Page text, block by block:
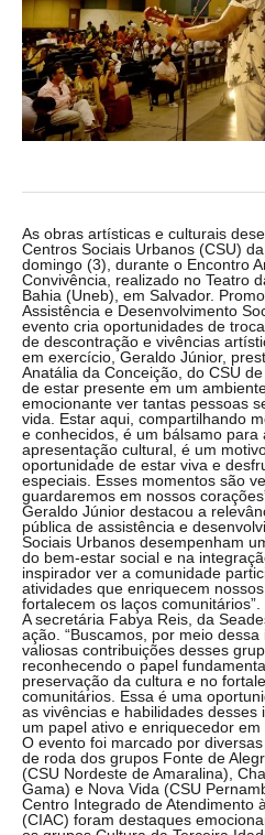
As obras artísticas e culturais
Centros Sociais Urbanos (CSU)
domingo (3), durante o Encontro
Convivência, realizado no Teatro
Bahia (Uneb), em Salvador.
Assistência e Desenvolvimento
evento cria oportunidades de
de descontração e vivências
em exercício, Geraldo Júnior,
Anatália da Conceição, do CSU
de estar presente em um
emocionante ver tantas pessoas
vida. Estar aqui, compartilhando
e conhecidos, é um bálsamo para
apresentação cultural, é um
oportunidade de estar viva e
especiais. Esses momentos são
guardaremos em nossos
Geraldo Júnior destacou a
pública de assistência e
Sociais Urbanos desempenham
do bem-estar social e na
inspirador ver a comunidade
atividades que enriquecem
fortalecem os laços comunitários”.
A secretária Fabya Reis, da
ação. “Buscamos, por meio
valiosas contribuições desses
reconhecendo o papel
preservação da cultura e no
comunitários. Essa é uma
as vivências e habilidades desses
um papel ativo e enriquecedor em
O evento foi marcado por
de roda dos grupos Fonte de
(CSU Nordeste de Amaralina),
Gama) e Nova Vida (CSU
Centro Integrado de Atendimento
(CIAC) foram destaques